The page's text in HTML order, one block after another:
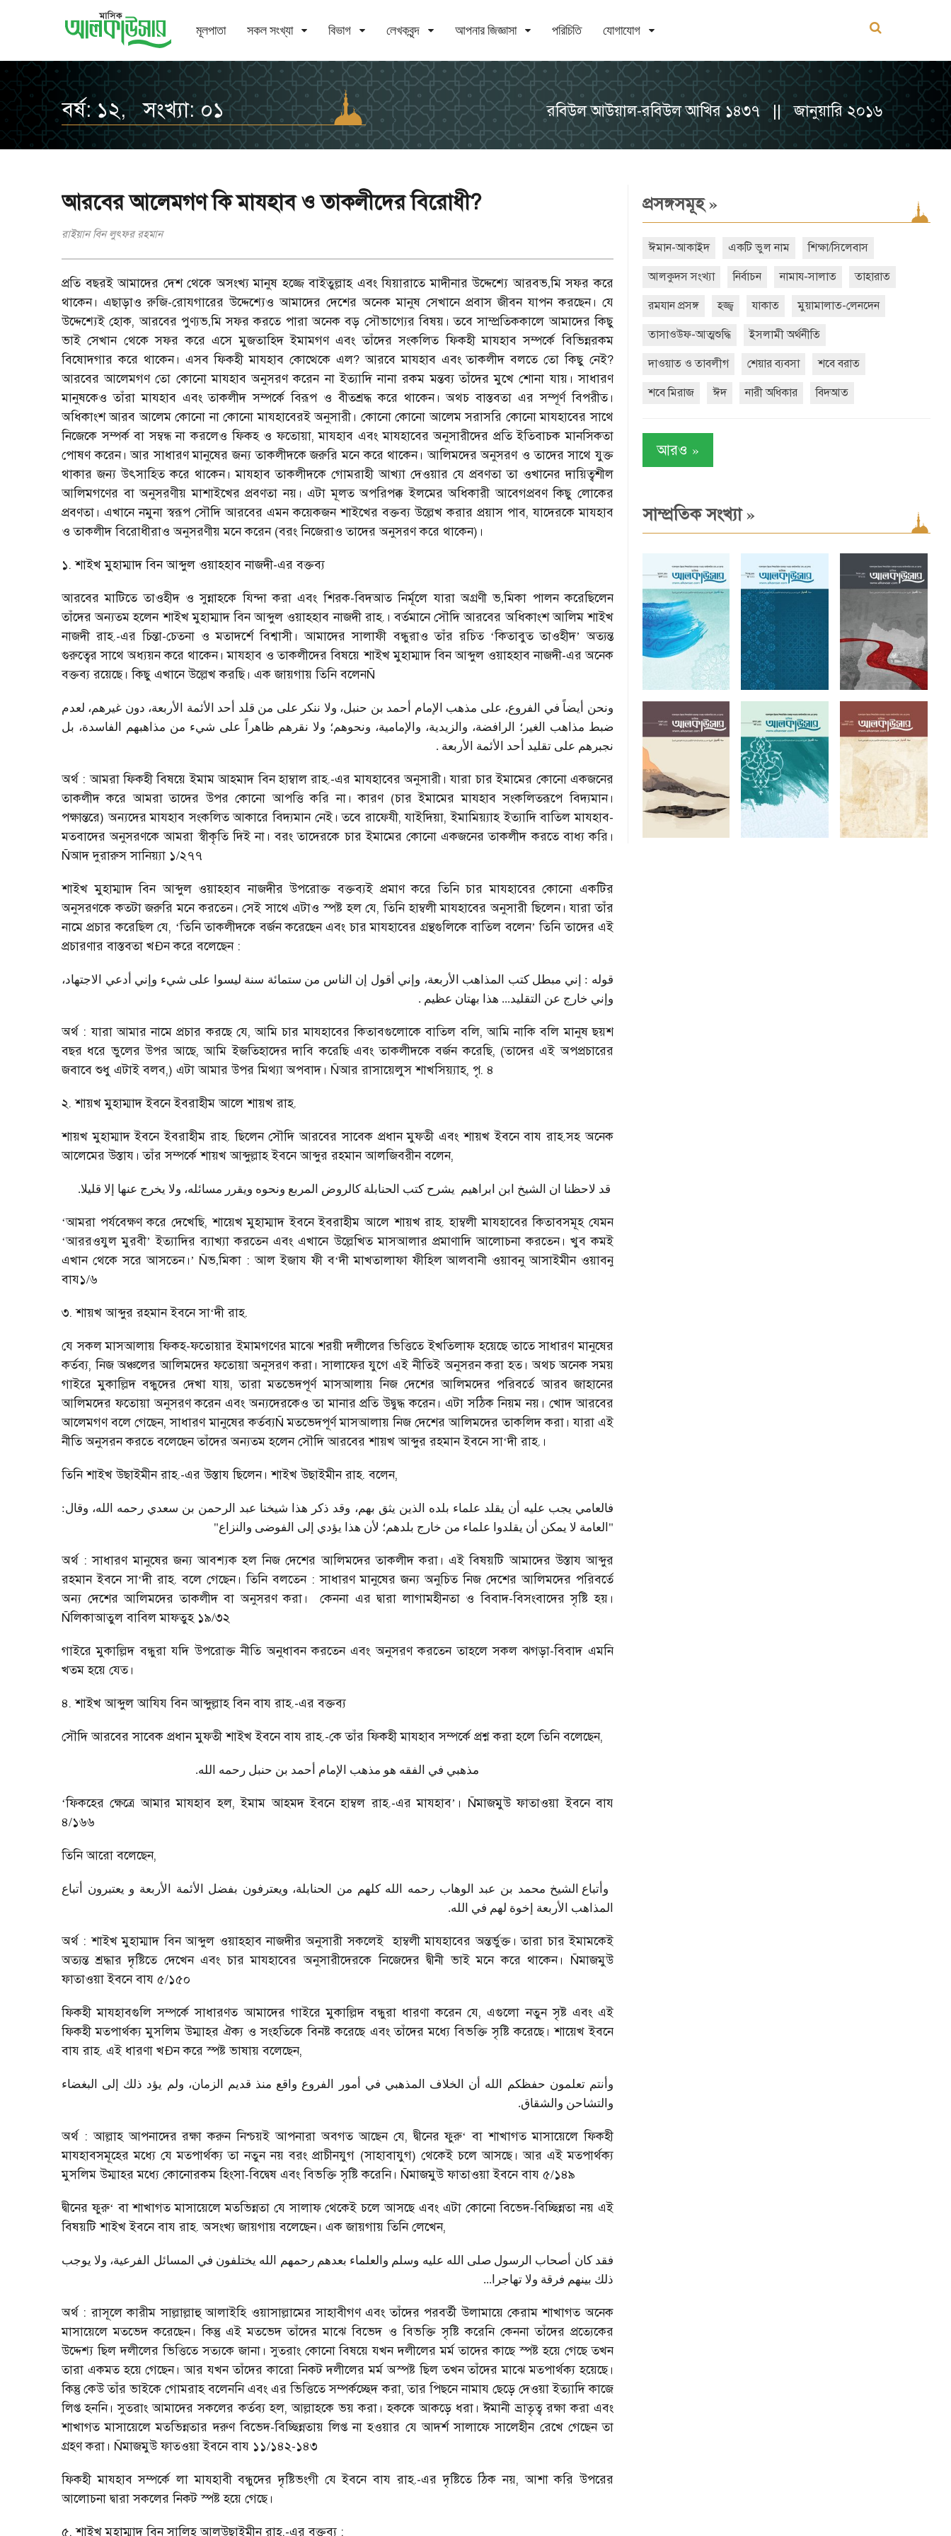
মূলপাতা সকল সংখ্যা বিভাগ লেখকবৃন্দ আপনার জিজ্ঞাসা পরিচিতি যোগাযোগ
বর্ষ: ১২, সংখ্যা: ০১ রবিউল আউয়াল-রবিউল আখির ১৪৩৭ || জানুয়ারি ২০১৬
আরবের আলেমগণ কি মাযহাব ও তাকলীদের বিরোধী?
রাইয়ান বিন লুৎফর রহমান
প্রতি বছরই আমাদের দেশ থেকে অসংখ্য মানুষ হজ্জে বাইতুল্লাহ এবং যিয়ারাতে মাদীনার উদ্দেশ্যে আরবভ‚মি সফর করে
থাকেন। এছাড়াও রুজি-রোযগারের উদ্দেশ্যেও আমাদের দেশের অনেক মানুষ সেখানে প্রবাস জীবন যাপন করছেন। যে
উদ্দেশ্যেই হোক,আরবের পুণ্যভ‚মি সফর করতে পারা অনেক বড় সৌভাগ্যের বিষয়। তবে সাম্প্রতিককালে আমাদের কিছু
ভাই সেখান থেকে সফর করে এসে মুজতাহিদ ইমামগণ এবং তাঁদের সংকলিত ফিকহী মাযহাব সম্পর্কে বিভিন্নরকম
বিষোদগার করে থাকেন। এসব ফিকহী মাযহাব কোত্থেকে এল?আরবে মাযহাব এবং তাকলীদ বলতে তো কিছু নেই?
আরবের আলেমগণ তো কোনো মাযহাব অনুসরণ করেন না ইত্যাদি নানা রকম মন্তব্য তাঁদের মুখে শোনা যায়। সাধারণ
মানুষকেও তাঁরা মাযহাব এবং তাকলীদ সম্পর্কে বিরূপ ও বীতশ্রদ্ধ করে থাকেন। অথচ বাস্তবতা এর সম্পূর্ণ বিপরীত।
অধিকাংশ আরব আলেম কোনো না কোনো মাযহাবেরই অনুসারী। কোনো কোনো আলেম সরাসরি কোনো মাযহাবের সাথে
নিজেকে সম্পর্ক বা সম্বন্ধ না করলেও ফিকহ ও ফতোয়া,মাযহাব এবং মাযহাবের অনুসারীদের প্রতি ইতিবাচক মানসিকতা
পোষণ করেন। আর সাধারণ মানুষের জন্য তাকলীদকে জরুরি মনে করে থাকেন। আলিমদের অনুসরণ ও তাদের সাথে যুক্ত
থাকার জন্য উৎসাহিত করে থাকেন। মাযহাব তাকলীদকে গোমরাহী আখ্যা দেওয়ার যে প্রবণতা তা ওখানের দায়িত্বশীল
আলিমগণের বা অনুসরণীয় মাশাইখের প্রবণতা নয়। এটা মূলত অপরিপক্ক ইলমের অধিকারী আবেগপ্রবণ কিছু লোকের
প্রবণতা। এখানে নমুনা স্বরূপ সৌদি আরবের এমন কয়েকজন শাইখের বক্তব্য উল্লেখ করার প্রয়াস পাব,যাদেরকে মাযহাব
ও তাকলীদ বিরোধীরাও অনুসরণীয় মনে করেন (বরং নিজেরাও তাদের অনুসরণ করে থাকেন)।
১. শাইখ মুহাম্মাদ বিন আব্দুল ওয়াহহাব নাজদী-এর বক্তব্য
আরবের মাটিতে তাওহীদ ও সুন্নাহকে যিন্দা করা এবং শিরক-বিদআত নির্মূলে যারা অগ্রণী ভ‚মিকা পালন করেছিলেন
তাঁদের অন্যতম হলেন শাইখ মুহাম্মাদ বিন আব্দুল ওয়াহহাব নাজদী রাহ.। বর্তমানে সৌদি আরবের অধিকাংশ আলিম শাইখ
নাজদী রাহ.-এর চিন্তা-চেতনা ও মতাদর্শে বিশ্বাসী। আমাদের সালাফী বন্ধুরাও তাঁর রচিত ‘কিতাবুত তাওহীদ’অত্যন্ত
গুরুত্বের সাথে অধ্যয়ন করে থাকেন। মাযহাব ও তাকলীদের বিষয়ে শাইখ মুহাম্মাদ বিন আব্দুল ওয়াহহাব নাজদী-এর অনেক
বক্তব্য রয়েছে। কিছু এখানে উল্লেখ করছি। এক জায়গায় তিনি বলেনÑ
ونحن أيضاً في الفروع، على مذهب الإمام أحمد بن حنبل، ولا ننكر على من قلد أحد الأئمة الأربعة، دون غيرهم، لعدم
ضبط مذاهب الغير؛ الرافضة، والزيدية، والإمامية، ونحوهم؛ ولا نقرهم ظاهراً على شيء من مذاهبهم الفاسدة، بل
نجبرهم على تقليد أحد الأئمة الأربعة .
অর্থ : আমরা ফিকহী বিষয়ে ইমাম আহমাদ বিন হাম্বাল রাহ.-এর মাযহাবের অনুসারী। যারা চার ইমামের কোনো একজনের
তাকলীদ করে আমরা তাদের উপর কোনো আপত্তি করি না। কারণ (চার ইমামের মাযহাব সংকলিতরূপে বিদ্যমান।
পক্ষান্তরে) অন্যদের মাযহাব সংকলিত আকারে বিদ্যমান নেই। তবে রাফেযী,যাইদিয়া,ইমামিয়্যাহ ইত্যাদি বাতিল মাযহাব-
মতবাদের অনুসরণকে আমরা স্বীকৃতি দিই না। বরং তাদেরকে চার ইমামের কোনো একজনের তাকলীদ করতে বাধ্য করি।
Ñআদ দুরারুস সানিয়্যা ১/২৭৭
শাইখ মুহাম্মাদ বিন আব্দুল ওয়াহহাব নাজদীর উপরোক্ত বক্তব্যই প্রমাণ করে তিনি চার মাযহাবের কোনো একটির
অনুসরণকে কতটা জরুরি মনে করতেন। সেই সাথে এটাও স্পষ্ট হল যে,তিনি হাম্বলী মাযহাবের অনুসারী ছিলেন। যারা তাঁর
নামে প্রচার করেছিল যে, ‘তিনি তাকলীদকে বর্জন করেছেন এবং চার মাযহাবের গ্রন্থগুলিকে বাতিল বলেন’তিনি তাদের এই
প্রচারণার বাস্তবতা খÐন করে বলেছেন :
قوله : إني مبطل كتب المذاهب الأربعة، وإني أقول إن الناس من ستمائة سنة ليسوا على شيء وإني أدعي الاجتهاد،
وإني خارج عن التقليد... هذا بهتان عظيم .
অর্থ : যারা আমার নামে প্রচার করছে যে,আমি চার মাযহাবের কিতাবগুলোকে বাতিল বলি,আমি নাকি বলি মানুষ ছয়শ
বছর ধরে ভুলের উপর আছে,আমি ইজতিহাদের দাবি করেছি এবং তাকলীদকে বর্জন করেছি, (তাদের এই অপপ্রচারের
জবাবে শুধু এটাই বলব,) এটা আমার উপর মিথ্যা অপবাদ। Ñআর রাসায়েলুস শাখসিয়্যাহ, পৃ. ৪
২. শায়খ মুহাম্মাদ ইবনে ইবরাহীম আলে শায়খ রাহ.
শায়খ মুহাম্মাদ ইবনে ইবরাহীম রাহ. ছিলেন সৌদি আরবের সাবেক প্রধান মুফতী এবং শায়খ ইবনে বায রাহ.সহ অনেক
আলেমের উস্তায। তাঁর সম্পর্কে শায়খ আব্দুল্লাহ ইবনে আব্দুর রহমান আলজিবরীন বলেন,
قد لاحظنا ان الشيخ ابن ابراهيم يشرح كتب الحنابلة كالروض المربع ونحوه ويقرر مسائله، ولا يخرج عنها إلا قليلا.
‘আমরা পর্যবেক্ষণ করে দেখেছি,শায়েখ মুহাম্মাদ ইবনে ইবরাহীম আলে শায়খ রাহ. হাম্বলী মাযহাবের কিতাবসমূহ যেমন
‘আররওযুল মুরবী’ইত্যাদির ব্যাখ্যা করতেন এবং এখানে উল্লেখিত মাসআলার প্রমাণাদি আলোচনা করতেন। খুব কমই
এখান থেকে সরে আসতেন।’ Ñভ‚মিকা : আল ইজায ফী ব‘দী মাখতালাফা ফীহিল আলবানী ওয়াবনু আসাইমীন ওয়াবনু
বায১/৬
৩. শায়খ আব্দুর রহমান ইবনে সা‘দী রাহ.
যে সকল মাসআলায় ফিকহ-ফতোয়ার ইমামগণের মাঝে শরয়ী দলীলের ভিত্তিতে ইখতিলাফ হয়েছে তাতে সাধারণ মানুষের
কর্তব্য,নিজ অঞ্চলের আলিমদের ফতোয়া অনুসরণ করা। সালাফের যুগে এই নীতিই অনুসরন করা হত। অথচ অনেক সময়
গাইরে মুকাল্লিদ বন্ধুদের দেখা যায়,তারা মতভেদপূর্ণ মাসআলায় নিজ দেশের আলিমদের পরিবর্তে আরব জাহানের
আলিমদের ফতোয়া অনুসরণ করেন এবং অন্যদেরকেও তা মানার প্রতি উদ্বুদ্ধ করেন। এটা সঠিক নিয়ম নয়। খোদ আরবের
আলেমগণ বলে গেছেন,সাধারণ মানুষের কর্তব্যÑ মতভেদপূর্ণ মাসআলায় নিজ দেশের আলিমদের তাকলিদ করা। যারা এই
নীতি অনুসরন করতে বলেছেন তাঁদের অন্যতম হলেন সৌদি আরবের শায়খ আব্দুর রহমান ইবনে সা‘দী রাহ.।
তিনি শাইখ উছাইমীন রাহ.-এর উস্তায ছিলেন। শাইখ উছাইমীন রাহ. বলেন,
فالعامي يجب عليه أن يقلد علماء بلده الذين يثق بهم، وقد ذكر هذا شيخنا عبد الرحمن بن سعدي رحمه الله، وقال:
"العامة لا يمكن أن يقلدوا علماء من خارج بلدهم؛ لأن هذا يؤدي إلى الفوضى والنزاع"
অর্থ : সাধারণ মানুষের জন্য আবশ্যক হল নিজ দেশের আলিমদের তাকলীদ করা। এই বিষয়টি আমাদের উস্তায আব্দুর
রহমান ইবনে সা‘দী রাহ. বলে গেছেন। তিনি বলতেন : সাধারণ মানুষের জন্য অনুচিত নিজ দেশের আলিমদের পরিবর্তে
অন্য দেশের আলিমদের তাকলীদ বা অনুসরণ করা।
কেননা এর দ্বারা লাগামহীনতা ও বিবাদ-বিসংবাদের সৃষ্টি হয়।
Ñলিকাআতুল বাবিল মাফতুহ ১৯/৩২
গাইরে মুকাল্লিদ বন্ধুরা যদি উপরোক্ত নীতি অনুধাবন করতেন এবং অনুসরণ করতেন তাহলে সকল ঝগড়া-বিবাদ এমনি
খতম হয়ে যেত।
৪. শাইখ আব্দুল আযিয বিন আব্দুল্লাহ বিন বায রাহ.-এর বক্তব্য
সৌদি আরবের সাবেক প্রধান মুফতী শাইখ ইবনে বায রাহ.-কে তাঁর ফিকহী মাযহাব সম্পর্কে প্রশ্ন করা হলে তিনি বলেছেন,
مذهبي في الفقه هو مذهب الإمام أحمد بن حنبل رحمه الله.
‘ফিকহের ক্ষেত্রে আমার মাযহাব হল,ইমাম আহমদ ইবনে হাম্বল রাহ.-এর মাযহাব’ । Ñমাজমুউ ফাতাওয়া ইবনে বায
৪/১৬৬
তিনি আরো বলেছেন,
وأتباع الشيخ محمد بن عبد الوهاب رحمه الله كلهم من الحنابلة، ويعترفون بفضل الأئمة الأربعة و يعتبرون أتباع
المذاهب الأربعة إخوة لهم في الله.
অর্থ : শাইখ মুহাম্মাদ বিন আব্দুল ওয়াহহাব নাজদীর অনুসারী সকলেই হাম্বলী মাযহাবের অন্তর্ভুক্ত। তারা চার ইমামকেই
অত্যন্ত শ্রদ্ধার দৃষ্টিতে দেখেন এবং চার মাযহাবের অনুসারীদেরকে নিজেদের দ্বীনী ভাই মনে করে থাকেন। Ñমাজমুউ
ফাতাওয়া ইবনে বায ৫/১৫০
ফিকহী মাযহাবগুলি সম্পর্কে সাধারণত আমাদের গাইরে মুকাল্লিদ বন্ধুরা ধারণা করেন যে,এগুলো নতুন সৃষ্ট এবং এই
ফিকহী মতপার্থক্য মুসলিম উম্মাহর ঐক্য ও সংহতিকে বিনষ্ট করেছে এবং তাঁদের মধ্যে বিভক্তি সৃষ্টি করেছে। শায়েখ ইবনে
বায রাহ. এই ধারণা খÐন করে স্পষ্ট ভাষায় বলেছেন,
وأنتم تعلمون حفظكم الله أن الخلاف المذهبي في أمور الفروع واقع منذ قديم الزمان، ولم يؤد ذلك إلى البغضاء
والتشاحن والشقاق.
অর্থ : আল্লাহ আপনাদের রক্ষা করুন নিশ্চয়ই আপনারা অবগত আছেন যে,দ্বীনের ফুরু‘বা শাখাগত মাসায়েলে ফিকহী
মাযহাবসমূহের মধ্যে যে মতপার্থক্য তা নতুন নয় বরং প্রাচীনযুগ (সাহাবাযুগ) থেকেই চলে আসছে। আর এই মতপার্থক্য
মুসলিম উম্মাহর মধ্যে কোনোরকম হিংসা-বিদ্বেষ এবং বিভক্তি সৃষ্টি করেনি। Ñমাজমুউ ফাতাওয়া ইবনে বায ৫/১৪৯
দ্বীনের ফুরু‘বা শাখাগত মাসায়েলে মতভিন্নতা যে সালাফ থেকেই চলে আসছে এবং এটা কোনো বিভেদ-বিচ্ছিন্নতা নয় এই
বিষয়টি শাইখ ইবনে বায রাহ. অসংখ্য জায়গায় বলেছেন। এক জায়গায় তিনি লেখেন,
فقد كان أصحاب الرسول صلى الله عليه وسلم والعلماء بعدهم رحمهم الله يختلفون في المسائل الفرعية، ولا يوجب
ذلك بينهم فرقة ولا تهاجرا ...
অর্থ : রাসূলে কারীম সাল্লাল্লাহু আলাইহি ওয়াসাল্লামের সাহাবীগণ এবং তাঁদের পরবর্তী উলামায়ে কেরাম শাখাগত অনেক
মাসায়েলে মতভেদ করেছেন। কিন্তু এই মতভেদ তাঁদের মাঝে বিভেদ ও বিভক্তি সৃষ্টি করেনি কেননা তাঁদের প্রত্যেকের
উদ্দেশ্য ছিল দলীলের ভিত্তিতে সত্যকে জানা। সুতরাং কোনো বিষয়ে যখন দলীলের মর্ম তাদের কাছে স্পষ্ট হয়ে গেছে তখন
তারা একমত হয়ে গেছেন। আর যখন তাঁদের কারো নিকট দলীলের মর্ম অস্পষ্ট ছিল তখন তাঁদের মাঝে মতপার্থক্য হয়েছে।
কিন্তু কেউ তাঁর ভাইকে গোমরাহ বলেননি এবং এর ভিত্তিতে সম্পর্কচ্ছেদ করা,তার পিছনে নামায ছেড়ে দেওয়া ইত্যাদি কাজে
লিপ্ত হননি। সুতরাং আমাদের সকলের কর্তব্য হল,আল্লাহকে ভয় করা। হককে আকড়ে ধরা। ঈমানী ভ্রাতৃত্ব রক্ষা করা এবং
শাখাগত মাসায়েলে মতভিন্নতার দরুণ বিভেদ-বিচ্ছিন্নতায় লিপ্ত না হওয়ার যে আদর্শ সালাফে সালেহীন রেখে গেছেন তা
গ্রহণ করা। Ñমাজমুউ ফাতওয়া ইবনে বায ১১/১৪২-১৪৩
ফিকহী মাযহাব সম্পর্কে লা মাযহাবী বন্ধুদের দৃষ্টিভংগী যে ইবনে বায রাহ.-এর দৃষ্টিতে ঠিক নয়,আশা করি উপরের
আলোচনা দ্বারা সকলের নিকট স্পষ্ট হয়ে গেছে।
৫. শাইখ মুহাম্মাদ বিন সালিহ আলউছাইমীন রাহ.-এর বক্তব্য :
প্রসঙ্গসমূহ»
ঈমান-আকাইদ একটি ভুল নাম শিক্ষা/সিলেবাস
আলকুদস সংখ্যা নির্বাচন নামায-সালাত তাহারাত
রমযান প্রসঙ্গ হজ্জ্ব যাকাত মুয়ামালাত-লেনদেন
তাসাওউফ-আত্মশুদ্ধি ইসলামী অর্থনীতি
দাওয়াত ও তাবলীগ শেয়ার ব্যবসা শবে বরাত
শবে মিরাজ ঈদ নারী অধিকার বিদআত
আরও »
সাম্প্রতিক সংখ্যা»